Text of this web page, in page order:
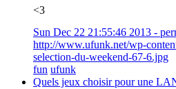
<3
Sun Dec 22 21:55:46 2013 -
http://www.ufunk.net/wp-
selection-du-weekend-67-6.jpg
fun ufunk
Quels jeux choisir pour une